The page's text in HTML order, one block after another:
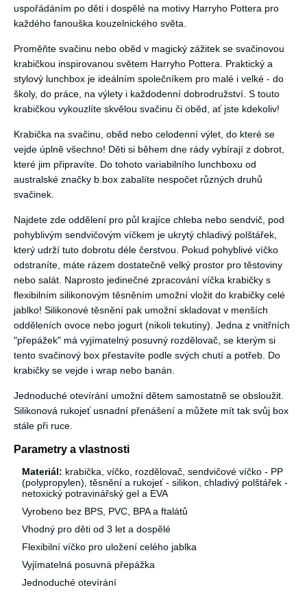
uspořádáním po děti i dospělé na motivy Harryho Pottera pro
každého fanouška kouzelnického světa.
Proměňte svačinu nebo oběd v magický zážitek se svačinovou
krabičkou inspirovanou světem Harryho Pottera. Praktický a
stylový lunchbox je ideálním společníkem pro malé i velké - do
školy, do práce, na výlety i každodenní dobrodružství. S touto
krabičkou vykouzlíte skvělou svačinu či oběd, ať jste kdekoliv!
Krabička na svačinu, oběd nebo celodenní výlet, do které se
vejde úplně všechno! Děti si během dne rády vybírají z dobrot,
které jim připravíte. Do tohoto variabilního lunchboxu od
australské značky b.box zabalíte nespočet různých druhů
svačinek.
Najdete zde oddělení pro půl krajíce chleba nebo sendvič, pod
pohyblivým sendvičovým víčkem je ukrytý chladivý polštářek,
který udrží tuto dobrotu déle čerstvou. Pokud pohyblivé víčko
odstraníte, máte rázem dostatečně velký prostor pro těstoviny
nebo salát. Naprosto jedinečné zpracování víčka krabičky s
flexibilním silikonovým těsněním umožní vložit do krabičky celé
jablko! Silikonové těsnění pak umožní skladovat v menších
odděleních ovoce nebo jogurt (nikoli tekutiny). Jedna z vnitřních
"přepážek" má vyjímatelný posuvný rozdělovač, se kterým si
tento svačinový box přestavíte podle svých chutí a potřeb. Do
krabičky se vejde i wrap nebo banán.
Jednoduché otevírání umožní dětem samostatně se obsloužit.
Silikonová rukojeť usnadní přenášení a můžete mít tak svůj box
stále při ruce.
Parametry a vlastnosti
Materiál: krabička, víčko, rozdělovač, sendvičové víčko - PP
(polypropylen), těsnění a rukojeť - silikon, chladivý polštářek -
netoxický potravinářský gel a EVA
Vyrobeno bez BPS, PVC, BPA a ftalátů
Vhodný pro děti od 3 let a dospělé
Flexibilní víčko pro uložení celého jablka
Vyjímatelná posuvná přepážka
Jednoduché otevírání